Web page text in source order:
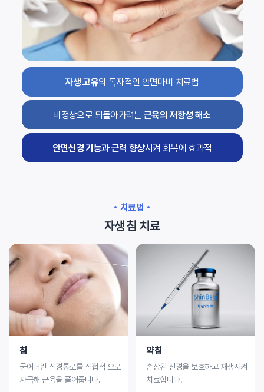
자생 고유의 독자적인 안면마비 치료법
비정상으로 되돌아가려는근육의 저항성 해소
안면신경 기능과 근력 향상시켜 회복에 효과적
치료법
자생 침 치료
침
굳어버린 신경통로를 직접적 으로
자극해 근육을 풀어줍니다.
약침
손상된 신경을 보호하고 재생시켜
치료합니다.